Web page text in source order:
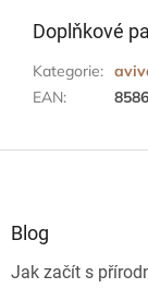
Doplňkové
Kategorie:
EAN:
Blog
Jak začít s